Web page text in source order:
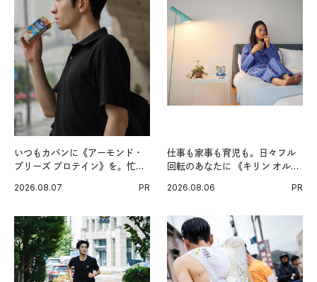
いつもカバンに《アーモンド・
ブリーズ プロテイン》を。忙し
グ習慣。
2026.08.07 PR
仕事も家事も育児も。日々フル
回転のあなたに 《キリン オルニ
2026.08.06 PR